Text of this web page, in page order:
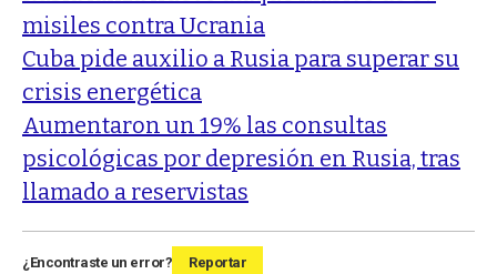
misiles contra Ucrania
Cuba pide auxilio a Rusia para superar su
crisis energética
Aumentaron un 19% las consultas
psicológicas por depresión en Rusia, tras
llamado a reservistas
¿Encontraste un error? Reportar